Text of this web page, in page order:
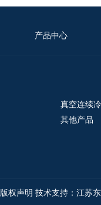
产品中心
真空连续
其他产品
版权声明 技术支持：江苏